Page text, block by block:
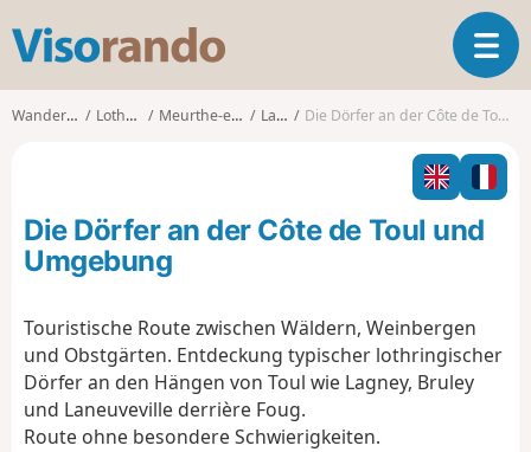
s
o
o
T
o
g
l
n
t
Wanderungen Lothringen Meurthe-et-Moselle Lagney Die Dörfer an der Côte de Toul und Umgebung
Die Dörfer an der Côte de Toul und
Umgebung
Touristische Route zwischen Wäldern, Weinbergen
und Obstgärten. Entdeckung typischer lothringischer
Dörfer an den Hängen von Toul wie Lagney, Bruley
und Laneuveville derrière Foug.
Route ohne besondere Schwierigkeiten.